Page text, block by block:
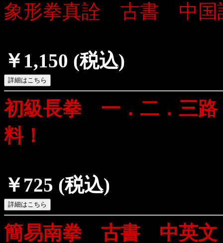
象形拳真詮 古書 中
￥1,150 (税込)
初級長拳 一．二．三
料！
￥725 (税込)
簡易南拳 古書 中英